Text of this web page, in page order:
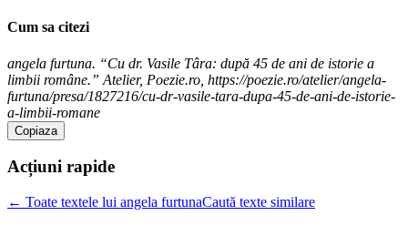
Cum sa citezi
angela furtuna. “Cu dr. Vasile Târa: după 45 de ani de istorie a
limbii române.” Atelier, Poezie.ro, https://poezie.ro/atelier/angela-
furtuna/presa/1827216/cu-dr-vasile-tara-dupa-45-de-ani-de-istorie-
a-limbii-romane
Copiaza
Acțiuni rapide
← Toate textele lui angela furtunaCaută texte similare